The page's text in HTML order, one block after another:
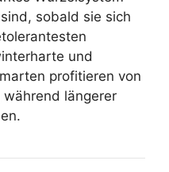
sobald sie sich
und
profitieren von
längerer